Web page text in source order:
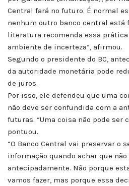
Central fará no futuro. É normal
nenhum outro banco central está
literatura recomenda essa
ambiente de incerteza”, afirmou.
Segundo o presidente do BC,
da autoridade monetária pode
de juros.
Por isso, ele defendeu que uma
não deve ser confundida com a
futuras. “Uma coisa não pode ser
pontuou.
“O Banco Central vai preservar o
informação quando achar que
antecipadamente. Não porque
vamos fazer, mas porque essa